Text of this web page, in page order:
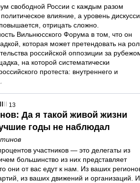
свободной России с каждым разом
политическое влияние, а уровень
отрицать сложно.
Вильнюсского Форума в том, что он
которая может претендовать на
российской оппозиции за
на которой систематически
протеста: внутреннего и
13
Да я такой живой жизни
годы не наблюдал
участников — это делегаты из
большинство из них представляет
они от вас едут к нам. Из ваших
из ваших движений и организаций. И